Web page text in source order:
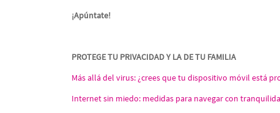
¡Apúntate!
PROTEGE TU PRIVACIDAD Y LA DE TU FAMILIA
Más allá del virus: ¿crees que tu dispositivo móvil está
Internet sin miedo: medidas para navegar con